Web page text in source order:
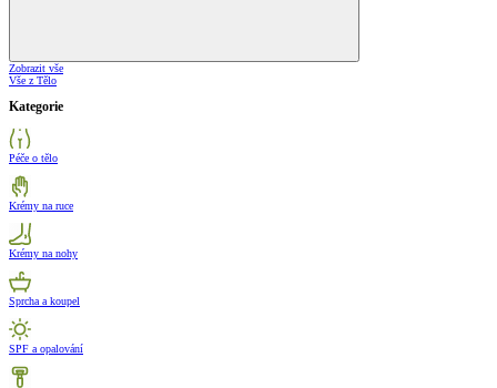
Zobrazit vše
Vše z Tělo
Kategorie
Péče o tělo
Krémy na ruce
Krémy na nohy
Sprcha a koupel
SPF a opalování